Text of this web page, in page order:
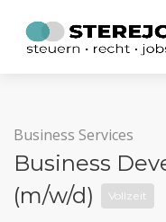
Business Services
Business
(m/w/d)
Vollzeit